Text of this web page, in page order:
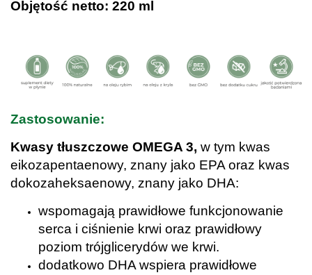
Objętość netto: 220 ml
Zastosowanie:
Kwasy tłuszczowe OMEGA 3, w tym kwas
eikozapentaenowy, znany jako EPA oraz kwas
dokozaheksaenowy, znany jako DHA:
wspomagają prawidłowe funkcjonowanie
serca i ciśnienie krwi oraz prawidłowy
poziom trójglicerydów we krwi.
dodatkowo DHA wspiera prawidłowe